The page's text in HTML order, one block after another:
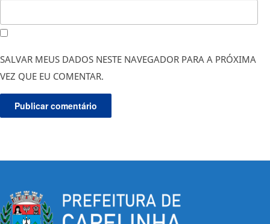
SALVAR MEUS DADOS NESTE NAVEGADOR PARA A PRÓXIMA
VEZ QUE EU COMENTAR.